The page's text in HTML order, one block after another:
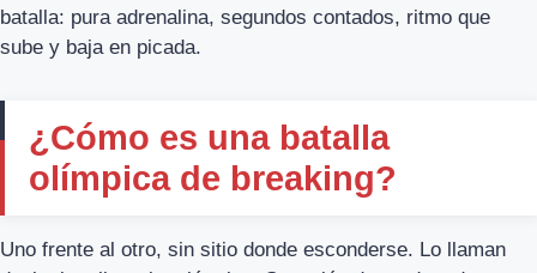
batalla: pura adrenalina, segundos contados, ritmo que
sube y baja en picada.
¿Cómo es una batalla
olímpica de breaking?
Uno frente al otro, sin sitio donde esconderse. Lo llaman